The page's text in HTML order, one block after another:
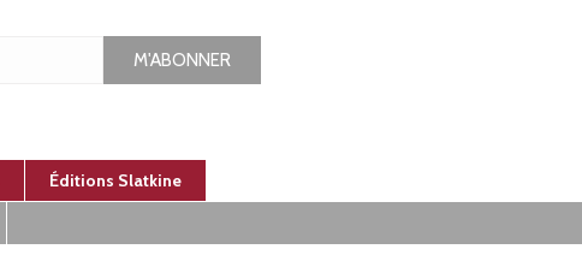
M'ABONNER
Éditions Slatkine